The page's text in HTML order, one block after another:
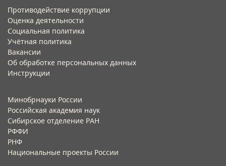
Противодействие коррупции
Оценка деятельности
Социальная политика
Учётная политика​
Вакансии​
Об обработке персональных данных​
Инструкции​
Минобрнауки России
Российская академия наук
Сибирское отделение РАН
РФФИ
РНФ
Национальные проекты России